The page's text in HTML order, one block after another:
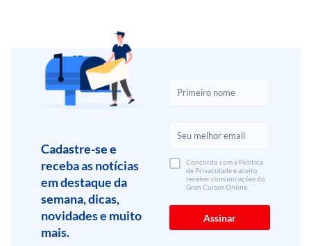
Cadastre-se e
receba as notícias
em destaque da
semana, dicas,
novidades e muito
mais.
Concordo com a Política
de Privacidade e aceito
receber comunicações do
Gran Cursos Online.